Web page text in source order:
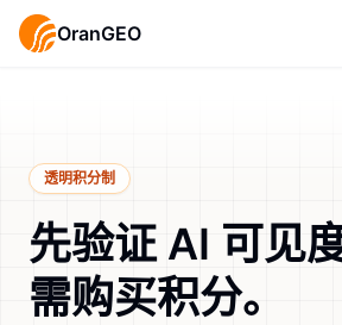
OranGEO
透明积分制
先验证 AI 可见
需购买积分。